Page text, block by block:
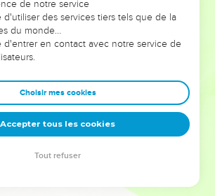
Mais on voit moins les doutes, les erreurs
qu'ils ont traversés, alors même que ce
elles qui les ont façonnés.
leaders, entrepreneurs, et responsables
avec plus de sagesse afin que leurs erreurs
Que vous guidiez un ministère, une
ou une famille, leur expérience est faite
pour vous.
de notre service
d'utiliser des services tiers tels que de la
du monde…
d'entrer en contact avec notre service de
Choisir mes cookies
Accepter tous les cookies
Tout refuser